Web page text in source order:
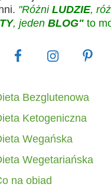
"Różni LUDZIE,
, jeden BLOG" to
Bezglutenowa
Ketogeniczna
Wegańska
Wegetariańska
na obiad